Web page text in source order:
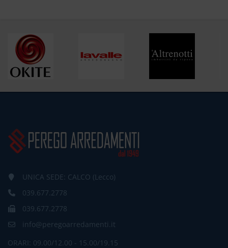
UNICA SEDE: CALCO (Lecco)
039.677.2778
039.677.2778
info@peregoarredamenti.it
ORARI: 09.00/12.00 - 15.00/19.15